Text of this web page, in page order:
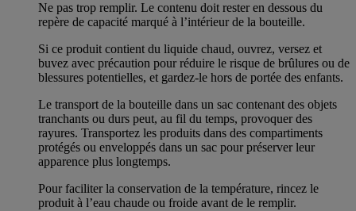
Ne pas trop remplir. Le contenu doit rester en dessous du
repère de capacité marqué à l’intérieur de la bouteille.
Si ce produit contient du liquide chaud, ouvrez, versez et
buvez avec précaution pour réduire le risque de brûlures ou de
blessures potentielles, et gardez-le hors de portée des enfants.
Le transport de la bouteille dans un sac contenant des objets
tranchants ou durs peut, au fil du temps, provoquer des
rayures. Transportez les produits dans des compartiments
protégés ou enveloppés dans un sac pour préserver leur
apparence plus longtemps.
Pour faciliter la conservation de la température, rincez le
produit à l’eau chaude ou froide avant de le remplir.